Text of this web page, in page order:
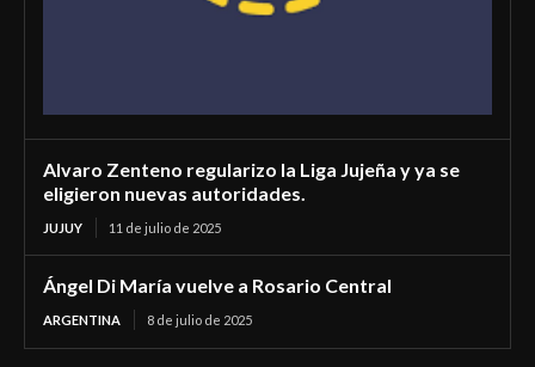
Alvaro Zenteno regularizo la Liga Jujeña y ya se
eligieron nuevas autoridades.
JUJUY 11 de julio de 2025
Ángel Di María vuelve a Rosario Central
ARGENTINA 8 de julio de 2025